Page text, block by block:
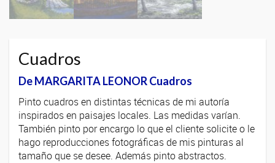
Cuadros
De MARGARITA LEONOR Cuadros
Pinto cuadros en distintas técnicas de mi autoría
inspirados en paisajes locales. Las medidas varían.
También pinto por encargo lo que el cliente solicite o le
hago reproducciones fotográficas de mis pinturas al
tamaño que se desee. Además pinto abstractos.